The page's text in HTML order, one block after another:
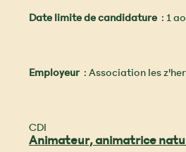
Date limite de candidature : 1
Employeur: Association les
CDI
Animateur, animatrice